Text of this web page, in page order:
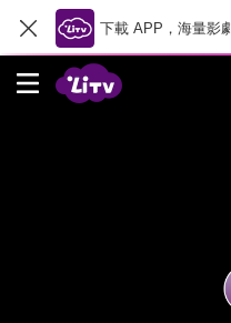
下載 APP，海量影